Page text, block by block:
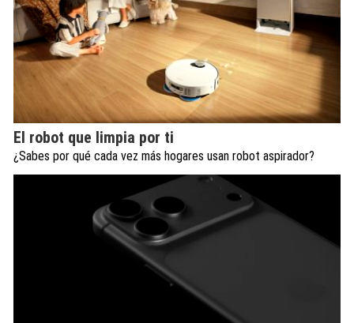
El robot que limpia por ti
¿Sabes por qué cada vez más hogares usan robot aspirador?